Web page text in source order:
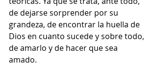
de dejarse sorprender por su
grandeza, de encontrar la huella de
Dios en cuanto sucede y sobre todo,
de amarlo y de hacer que sea
amado.